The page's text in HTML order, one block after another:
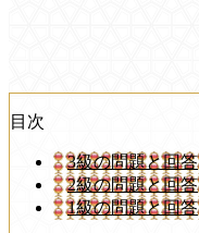
目次
3級の問題と回答
2級の問題と回答
1級の問題と回答